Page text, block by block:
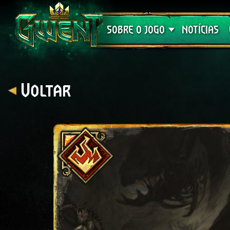
SOBRE O JOGO
Suporte
NOTÍCIAS
Voltar